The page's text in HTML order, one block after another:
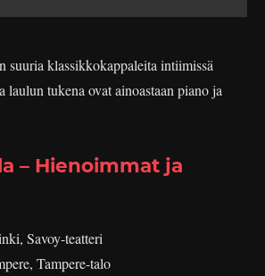
suuria klassikkokappaleita intiimissä
laulun tukena ovat ainoastaan piano ja
– Hienoimmat ja
Savoy-teatteri
Tampere-talo